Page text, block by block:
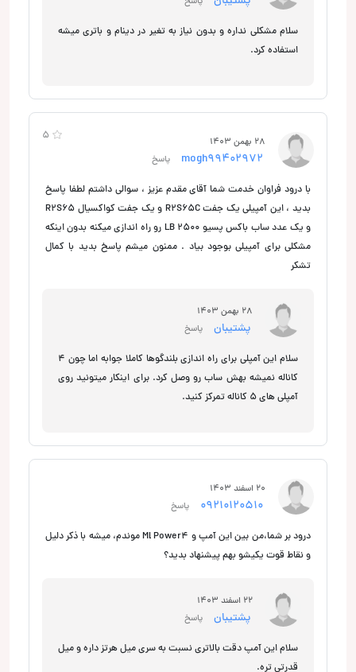
سلام مشکلی نداره و بدون نیاز به تغیر در دینام و باتری میشه
استفاده کرد.
5 28 بهمن 1403
پاسخ
با درود فراوان خدمت شما آقای مقدم عزیز ، سوالی داشتم لطفا پاسخ
بدید ، این آمپیلی یک جفت R2S65C و یک جفت کواکسیال R2S65
و یک عدد ساب باکس پسیو ۲۵۰۰ LB رو راه اندازی میکنه بدون اینکه
مشکلی برای آمپیلی بوجود بیاد . ممنون میشم پاسخ بدید با کمال
تشکر
28 بهمن 1403
پشتیبان پاسخ
سلام این آمپلی برای راه اندازی بلندگوها کاملا جوابه اما چون 4
کاناله نمیشه بهش ساب رو وصل کرد. برای اینکار میتونید روی
آمپلی های 5 کاناله تمرکز کنید.
20 اسفند 1403
پاسخ
درود بر شما،‌من بین این آمپ و Ml Power4 موندم، میشه با ذکر دلیل
و نقاط قوت یکیشو بهم پیشنهاد بدید؟
22 اسفند 1403
پشتیبان پاسخ
سلام این آمپ دقت بالاتری نسبت به سری میل هرتز داره و میل
قدرتی تره.